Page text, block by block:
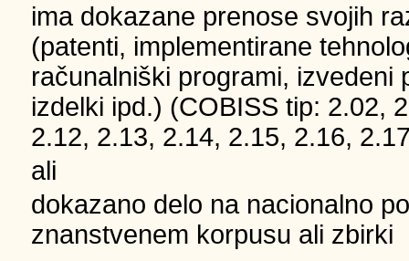
ima dokazane prenose svojih
(patenti, implementirane
računalniški programi, izvedeni
izdelki ipd.) (COBISS tip: 2.02,
2.12, 2.13, 2.14, 2.15, 2.16,
ali
dokazano delo na nacionalno
znanstvenem korpusu ali zbirki